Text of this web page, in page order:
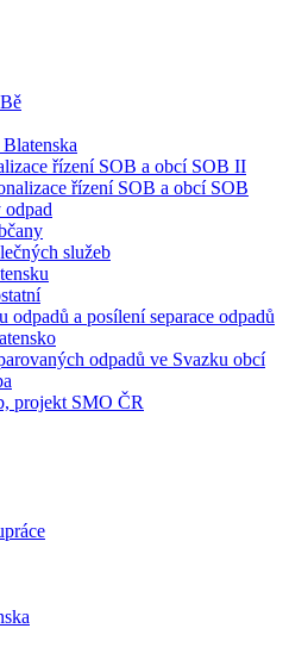
řízení SOB a obcí SOB II
řízení SOB a obcí SOB
odpad
služeb
odpadů a posílení separace odpadů
odpadů ve Svazku obcí
projekt SMO ČR